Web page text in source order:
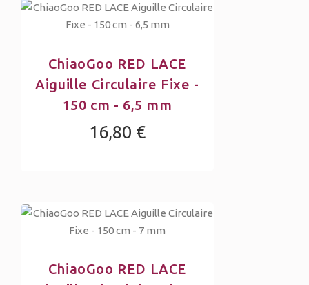
ChiaoGoo RED LACE
Aiguille Circulaire Fixe -
150 cm - 6,5 mm
16,80 €
ChiaoGoo RED LACE